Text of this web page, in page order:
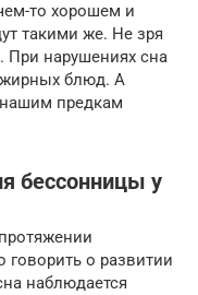
то хорошем и
такими же. Не зря
При нарушениях сна
блюд. А
предкам
бессонницы у
о развитии
наблюдается